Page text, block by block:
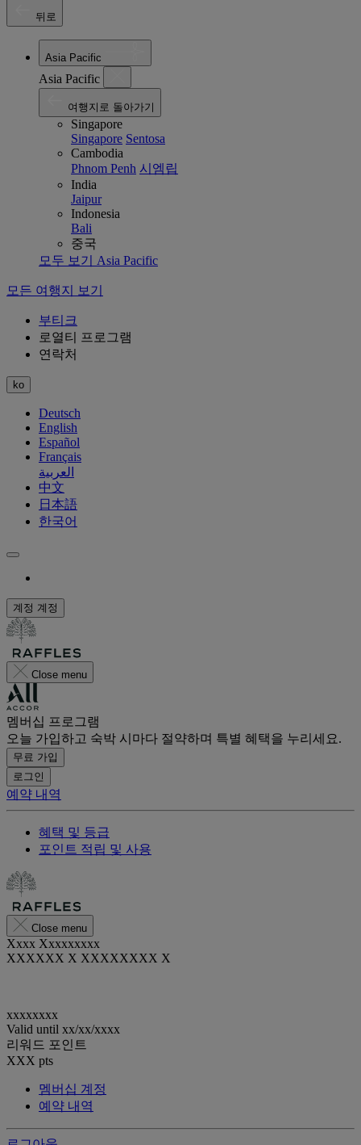
뒤로
Asia Pacific
Asia Pacific
여행지로 돌아가기
Singapore
Singapore Sentosa
Cambodia
Phnom Penh 시엠립
India
Jaipur
Indonesia
Bali
중국
모두 보기 Asia Pacific
모든 여행지 보기
부티크
로열티 프로그램
연락처
ko
Deutsch
English
Español
Français
العربية
中文
日本語
한국어
계정 계정
Close menu
멤버십 프로그램
오늘 가입하고 숙박 시마다 절약하며 특별 혜택을 누리세요.
무료 가입
로그인
예약 내역
혜택 및 등급
포인트 적립 및 사용
Close menu
Xxxx Xxxxxxxxx
XXXXXX X XXXXXXXX X
xxxxxxxx
Valid until xx/xx/xxxx
리워드 포인트
XXX pts
멤버십 계정
예약 내역